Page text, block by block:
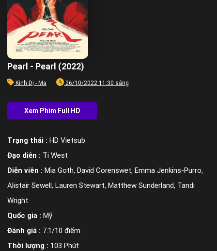
Pearl - Pearl (2022)
Kinh Dị - Ma 26/10/2022 11:30 sáng
Trạng thái : HD Vietsub
Đạo diễn : Ti West
Diễn viên : Mia Goth, David Corenswet, Emma Jenkins-Purro,
Alistair Sewell, Lauren Stewart, Matthew Sunderland, Tandi
Wright
Quốc gia : Mỹ
Đánh giá : 7.1/10 điểm
Thời lượng : 103 Phút